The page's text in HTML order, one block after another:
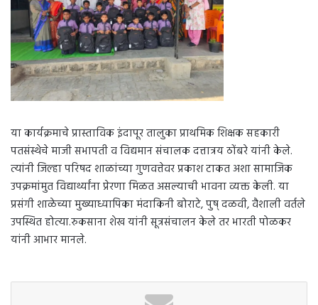
या कार्यक्रमाचे प्रास्ताविक इंदापूर तालुका प्राथमिक शिक्षक सहकारी
पतसंस्थेचे माजी सभापती व विद्यमान संचालक दत्तात्रय ठोंबरे यांनी केले.
त्यांनी जिल्हा परिषद शाळांच्या गुणवत्तेवर प्रकाश टाकत अशा सामाजिक
उपक्रमांमुत विद्यार्थ्यांना प्रेरणा मिळत असल्याची भावना व्यक्त केली. या
प्रसंगी शाळेच्या मुख्याध्यापिका मंदाकिनी बोराटे, पुष् दळवी, वैशाली वर्तले
उपस्थित होत्या.रुकसाना शेख यांनी सूत्रसंचालन केले तर भारती पोळकर
यांनी आभार मानले.